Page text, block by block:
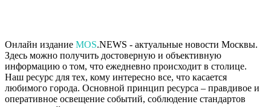
Онлайн издание MOS.NEWS - актуальные новости Москвы.
Здесь можно получить достоверную и объективную
информацию о том, что ежедневно происходит в столице.
Наш ресурс для тех, кому интересно все, что касается
любимого города. Основной принцип ресурса – правдивое и
оперативное освещение событий, соблюдение стандартов